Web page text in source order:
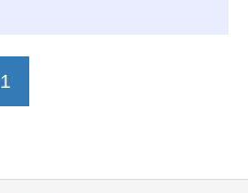
1